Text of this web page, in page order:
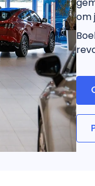
om